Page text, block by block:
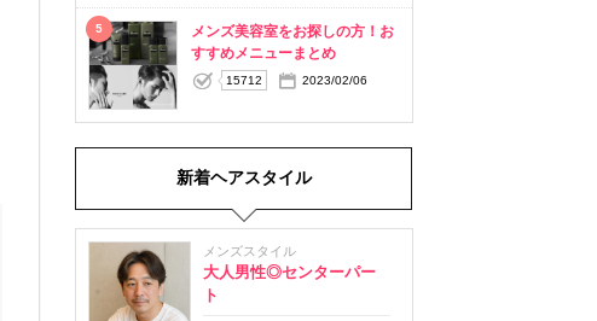
5
メンズ美容室をお探しの方！お
すすめメニューまとめ
15712 2023/02/06
新着ヘアスタイル
メンズスタイル
大人男性◎センターパー
ト